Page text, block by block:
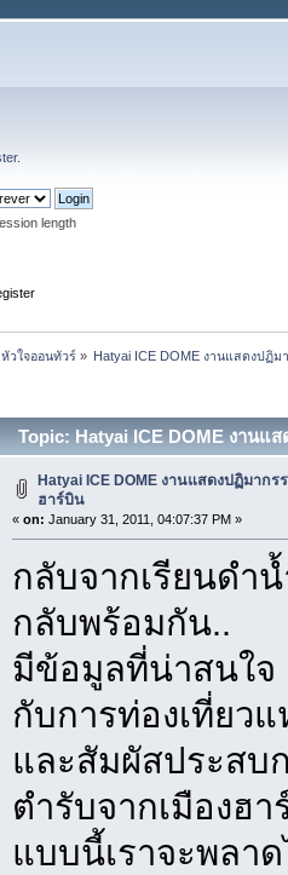
.
length
หัวใจออนทัวร์» Hatyai ICE DOME งานแสดงปฏิ
Topic: Hatyai ICE DOME งานแ
Hatyai ICE DOME งานแสดงปฏิมาก
ฮาร์บิน
« on: January 31, 2011, 04:07:37 PM »
กลับจากเรียนดำ
กลับพร้อมกัน..
มีข้อมูลที่น่าสนใจ
กับการท่องเที่ยว
และสัมผัสประสบ
ตำรับจากเมืองฮ
แบบนี้เราจะพลาด